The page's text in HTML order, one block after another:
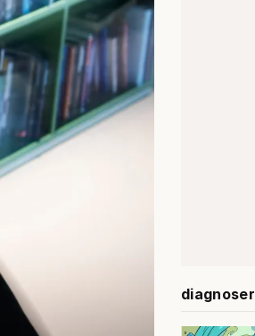
diagnoser